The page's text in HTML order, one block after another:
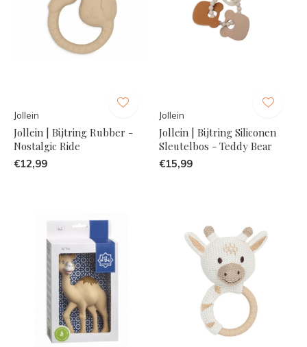
Jollein
Jollein | Bijtring Rubber -
Nostalgic Ride
€12,99
Jollein
Jollein | Bijtring Siliconen
Sleutelbos - Teddy Bear
€15,99